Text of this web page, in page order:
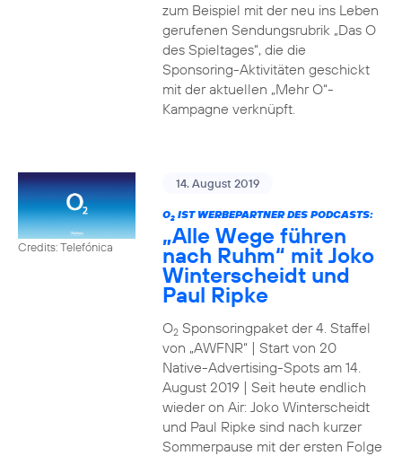
zum Beispiel mit der neu ins Leben
gerufenen Sendungsrubrik „Das O
des Spieltages“, die die
Sponsoring-Aktivitäten geschickt
mit der aktuellen „Mehr O“-
Kampagne verknüpft.
Credits: Telefónica
14. August 2019
O2IST WERBEPARTNER DES PODCASTS:
„Alle Wege führen
nach Ruhm“ mit Joko
Winterscheidt und
Paul Ripke
O2Sponsoringpaket der 4. Staffel
von „AWFNR“ | Start von 20
Native-Advertising-Spots am 14.
August 2019 | Seit heute endlich
wieder on Air: Joko Winterscheidt
und Paul Ripke sind nach kurzer
Sommerpause mit der ersten Folge